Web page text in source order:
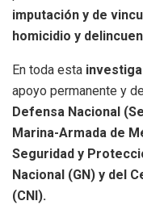
imputación y de
homicidio y
En toda esta
apoyo permanente y
Defensa Nacional
Marina-Armada de
Seguridad y
Nacional (GN) y del
(CNI).